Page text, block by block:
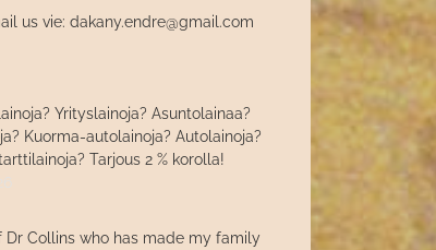
us vie: dakany.endre@gmail.com
Yrityslainoja? Asuntolainaa?
Kuorma-autolainoja? Autolainoja?
Tarjous 2 % korolla!
Dr Collins who has made my family